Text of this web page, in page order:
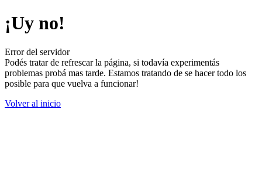
¡Uy no!
Error del servidor
Podés tratar de refrescar la página, si todavía experimentás
problemas probá mas tarde. Estamos tratando de se hacer todo los
posible para que vuelva a funcionar!
Volver al inicio